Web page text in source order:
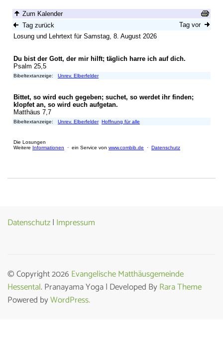
Datenschutz| Impressum
© Copyright 2026 Evangelische Matthäusgemeinde
Hessental. Pranayama Yoga | Developed ByRara Theme
Powered byWordPress.